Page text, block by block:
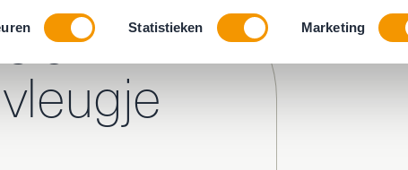
Statistieken Marketing